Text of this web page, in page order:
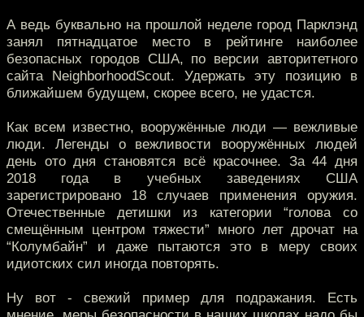
А ведь буквально на прошлой неделе город Парклэнд
занял пятнадцатое место в рейтинге наиболее
безопасных городов США, по версии авторитетного
сайта NeighborhoodScout. Удержать эту позицию в
ближайшем будущем, скорее всего, не удастся.
Как всем известно, вооружённые люди — вежливые
люди. Легенды о вежливости вооружённых людей
день ото дня становятся всё красочнее. За 44 дня
2018 года в учебных заведениях США
зарегистрировано 18 случаев применения оружия.
Отечественные детишки из категории “голова со
смещённым центром тяжести” много лет дрочат на
“Колумбайн” и даже пытаются это в меру своих
идиотских сил иногда повторять.
Ну вот - свежий пример для подражания. Есть